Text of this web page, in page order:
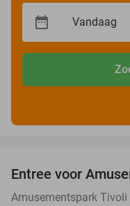
Entree voor
Amusementspark Tivoli